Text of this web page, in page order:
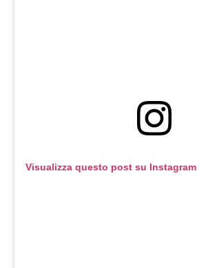
Visualizza questo post su Instagram